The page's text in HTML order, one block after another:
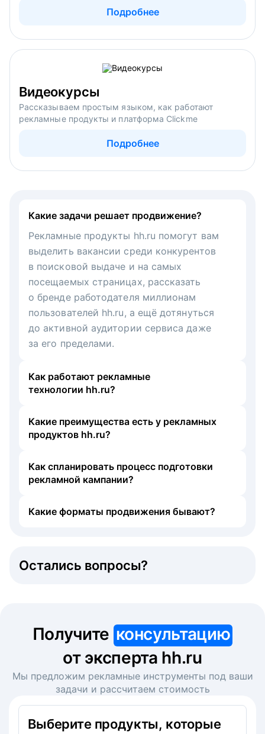
Подробнее
Видеокурсы
Рассказываем простым языком, как работают
рекламные продукты и платформа Clickme
Подробнее
Какие задачи решает продвижение?
Рекламные продукты hh.ru помогут вам
выделить вакансии среди конкурентов
в поисковой выдаче и на самых
посещаемых страницах, рассказать
о бренде работодателя миллионам
пользователей hh.ru, а ещё дотянуться
до активной аудитории сервиса даже
за его пределами.
Как работают рекламные
технологии hh.ru?
Какие преимущества есть у рекламных
продуктов hh.ru?
Как спланировать процесс подготовки
рекламной кампании?
Какие форматы продвижения бывают?
Остались вопросы?
Получите консультацию
от эксперта hh.ru
Мы предложим рекламные инструменты под ваши
задачи и рассчитаем стоимость
Выберите продукты, которые